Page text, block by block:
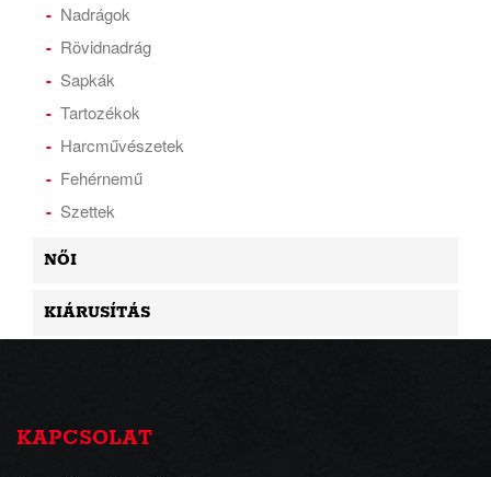
Nadrágok
Rövidnadrág
Sapkák
Tartozékok
Harcművészetek
Fehérnemű
Szettek
NŐI
KIÁRUSÍTÁS
KAPCSOLAT